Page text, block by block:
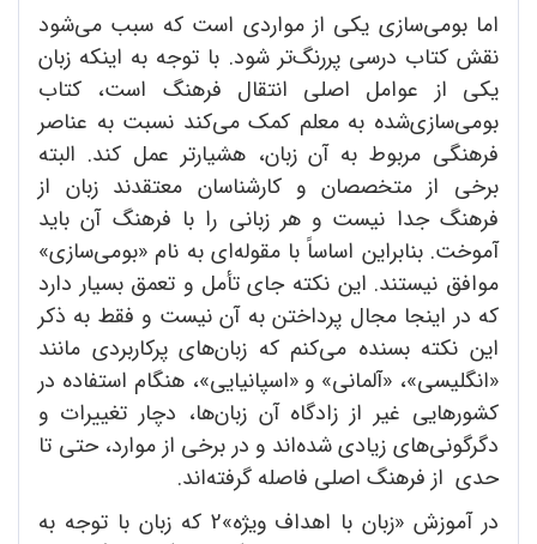
اما بومی‌سازی یکی از مواردی است که سبب می‌شود
نقش کتاب درسی پررنگ‌تر شود. با توجه به اینکه زبان
یکی از عوامل اصلی انتقال فرهنگ است، کتاب
بومی‌سازی‌شده به معلم کمک می‌کند نسبت به عناصر
فرهنگی مربوط به آن زبان، هشیارتر عمل کند. البته
برخی از متخصصان و کارشناسان معتقدند زبان از
فرهنگ جدا نیست و هر زبانی را با فرهنگ آن باید
آموخت. بنابراین اساساً با مقوله‌ای به نام «بومی‌سازی»
موافق نیستند. این نکته جای تأمل و تعمق بسیار دارد
که در اینجا مجال پرداختن به آن نیست و فقط به ذکر
این نکته بسنده می‌کنم که زبان‌های پرکاربردی مانند
«انگلیسی»، «آلمانی» و «اسپانیایی»، هنگام استفاده در
کشورهایی غیر از زادگاه آن زبان‌ها، دچار تغییرات و
دگرگونی‌های زیادی شده‌اند و در برخی از موارد، حتی تا
حدی از فرهنگ اصلی فاصله گرفته‌اند.
در آموزش «زبان با اهداف ویژه»2 که زبان با توجه به